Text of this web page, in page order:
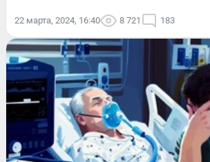
22 марта, 2024, 16:40 8 721 183